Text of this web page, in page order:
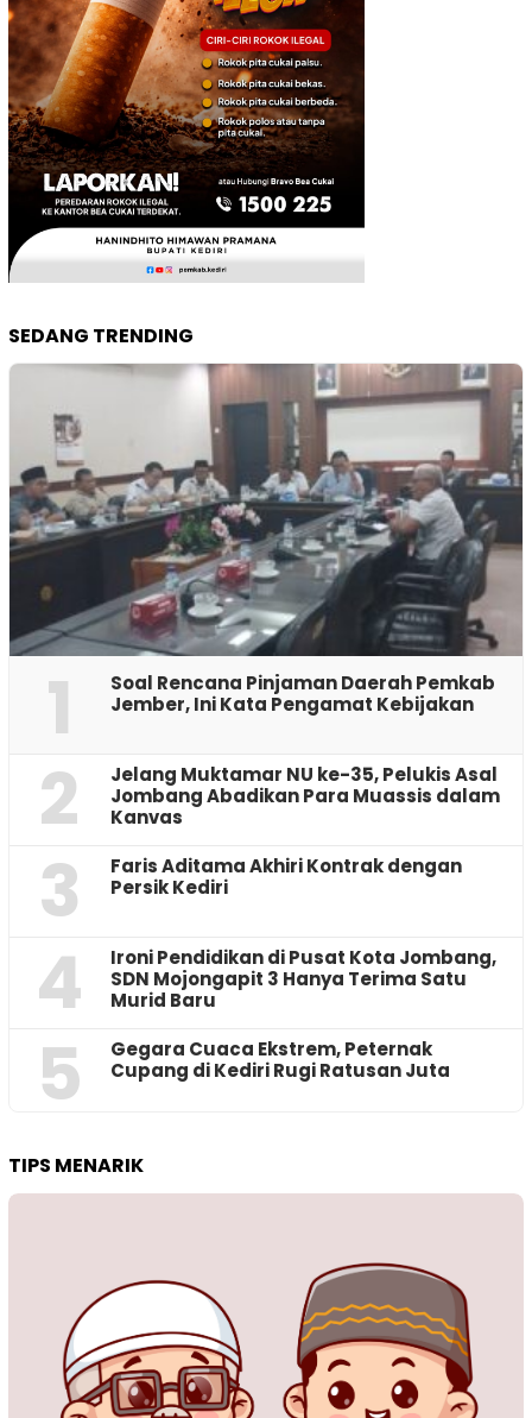
SEDANG TRENDING
1
‎Soal Rencana Pinjaman Daerah Pemkab
Jember, Ini Kata Pengamat Kebijakan ‎
2
Jelang Muktamar NU ke-35, Pelukis Asal
Jombang Abadikan Para Muassis dalam
Kanvas
3
Faris Aditama Akhiri Kontrak dengan
Persik Kediri
4
Ironi Pendidikan di Pusat Kota Jombang,
SDN Mojongapit 3 Hanya Terima Satu
Murid Baru
5
‎Gegara Cuaca Ekstrem, Peternak
Cupang di Kediri Rugi Ratusan Juta
TIPS MENARIK